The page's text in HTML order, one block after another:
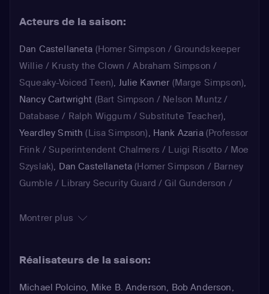
Simpson" et l'autre série de Matt
Groening, "Futurama" : il s'agit pour
Bender de revenir dans le passé tuer
Bart afin d'empêcher l'apocalypse.
Acteurs de la saison:
Dan Castellaneta (Homer Simpson / Groundskeeper
Willie / Krusty the Clown / Abraham Simpson /
Squeaky-Voiced Teen), Julie Kavner (Marge Simpson),
Nancy Cartwright (Bart Simpson / Nelson Muntz /
Database / Ralph Wiggum / Substitute Teacher),
Yeardley Smith (Lisa Simpson), Hank Azaria(Professor
Frink / Superintendent Chalmers / Luigi Risotto / Moe
Szyslak), Dan Castellaneta (Homer Simpson / Barney
Gumble / Library Security Guard / Gil Gunderson /
Selma Bouvier),
Azaria(Moe Szyslak / Carl Carlson / Talking Frog /
Chief Wiggum / Old Jewish man / Kirk Van Houten /
Montrer plus
Réalisateurs de la saison:
Michael Polcino, Mike B. Anderson, Bob Anderson,